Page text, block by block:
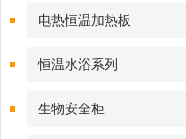
电热恒温加热板
恒温水浴系列
生物安全柜